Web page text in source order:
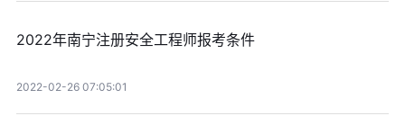
2022年南宁注册安全工程师报考条件
2022-02-26 07:05:01